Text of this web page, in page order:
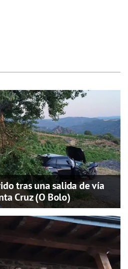
tras una salida de vía
Cruz (O Bolo)